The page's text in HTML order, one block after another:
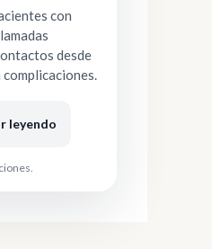
con
desde
leyendo